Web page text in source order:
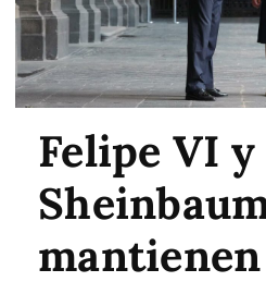
Felipe VI y